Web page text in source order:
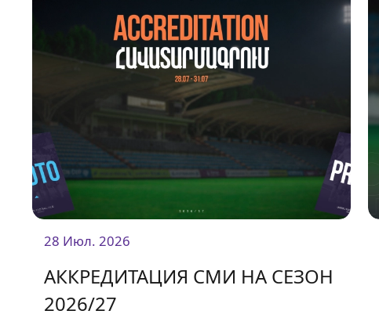
28 Июл. 2026
АККРЕДИТАЦИЯ СМИ НА СЕЗОН
2026/27